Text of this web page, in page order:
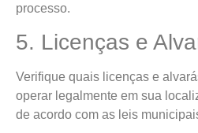
processo.
5. Licenças e
Verifique quais licenças e
operar legalmente em sua
de acordo com as leis